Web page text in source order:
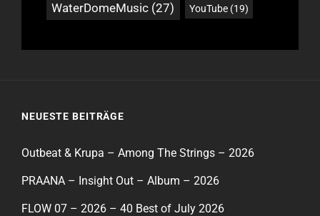
WaterDomeMusic (27) YouTube (19)
NEUESTE BEITRÄGE
Outbeat & Krupa – Among The Strings – 2026
PRAANA – Insight Out – Album – 2026
FLOW 07 – 2026 – 40 Best of July 2026